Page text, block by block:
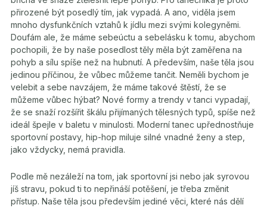
přirozené být posedlý tím, jak vypadá. A ano, viděla jsem
mnoho dysfunkčních vztahů k jídlu mezi svými kolegyněmi.
Doufám ale, že máme sebeúctu a sebelásku k tomu, abychom
pochopili, že by naše posedlost těly měla být zaměřena na
pohyb a sílu spíše než na hubnutí. A především, naše těla jsou
jedinou příčinou, že vůbec můžeme tančit. Neměli bychom je
velebit a sebe navzájem, že máme takové štěstí, že se
můžeme vůbec hýbat? Nové formy a trendy v tanci vypadají,
že se snaží rozšířit škálu přijímaných tělesných typů, spíše než
ideál špejle v baletu v minulosti. Moderní tanec upřednostňuje
sportovní postavy, hip-hop miluje silné vnadné ženy a step,
jako vždycky, nemá pravidla.
Podle mě nezáleží na tom, jak sportovní jsi nebo jak syrovou
jíš stravu, pokud ti to nepřináší potěšení, je třeba změnit
přístup. Naše těla jsou především jediné věci, které nás dělí